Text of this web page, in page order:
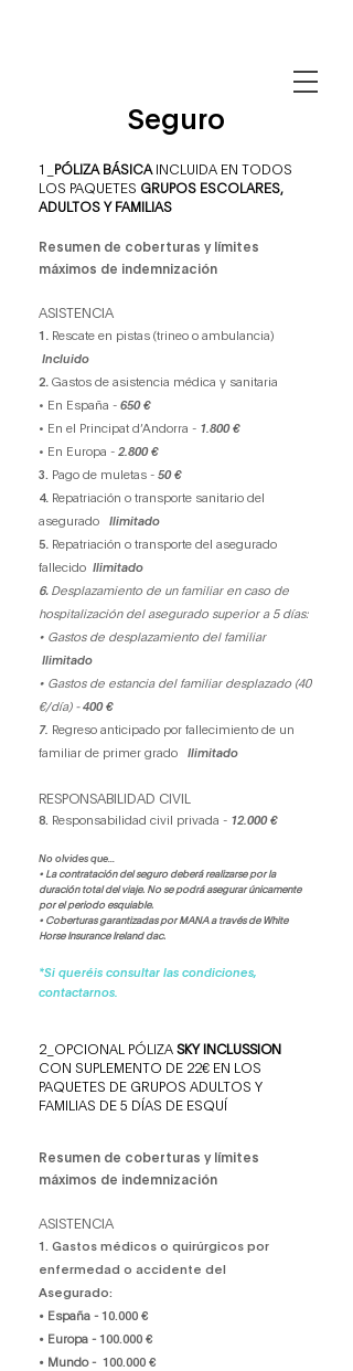
Seguro
1_ PÓLIZA BÁSICA INCLUIDA EN TODOS
LOS PAQUETES GRUPOS ESCOLARES,
ADULTOS Y FAMILIAS
Resumen de coberturas y límites
máximos de indemnización
ASISTENCIA
1 . Rescate en pistas (trineo o ambulancia)
Incluido
2. Gastos de asistencia médica y sanitaria
• En España - 650 €
• En el Principat d’Andorra - 1.800 €
• En Europa - 2.800 €
3. Pago de muletas - 50 €
4. Repatriación o transporte sanitario del
asegurado Ilimitado
5. Repatriación o transporte del asegurado
fallecido Ilimitado
6. Desplazamiento de un familiar en caso de
hospitalización del asegurado superior a 5 días:
• Gastos de desplazamiento del familiar
Ilimitado
• Gastos de estancia del familiar desplazado (40
€/día) -400 €
7. Regreso anticipado por fallecimiento de un
familiar de primer grado Ilimitado
RESPONSABILIDAD CIVIL
8. Responsabilidad civil privada - 12.000 €
No olvides que...
• La contratación del seguro deberá realizarse por la
duración total del viaje. No se podrá asegurar únicamente
por el periodo esquiable.
• Coberturas garantizadas por MANA a través de White
Horse Insurance Ireland dac.
*Si queréis consultar las condiciones,
contactarnos.
2_OPCIONAL PÓLIZASKY INCLUSSION
CON SUPLEMENTO DE 22€ EN LOS
PAQUETES DE GRUPOS ADULTOS Y
FAMILIAS DE 5 DÍAS DE ESQUÍ
Resumen de coberturas y límites
máximos de indemnización
ASISTENCIA
1. Gastos médicos o quirúrgicos por
enfermedad o accidente del
Asegurado:
• España - 10.000 €
• Europa - 100.000 €
• Mundo - 100.000 €